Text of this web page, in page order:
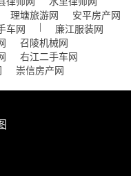
理塘旅游网
安平房产网
车网
廉江服装网
召陵机械网
右江二手车网
崇信房产网